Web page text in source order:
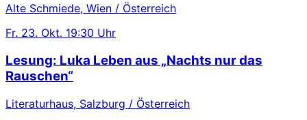
Alte Schmiede, Wien / Österreich
Fr. 23. Okt. 19:30 Uhr
Lesung: Luka Leben aus „Nachts nur das
Rauschen“
Literaturhaus, Salzburg / Österreich